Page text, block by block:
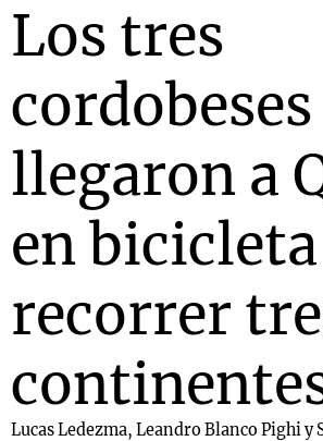
Los tres
cordobeses
llegaron a
en
recorrer
Lucas Ledezma, Leandro Blanco Pighi y